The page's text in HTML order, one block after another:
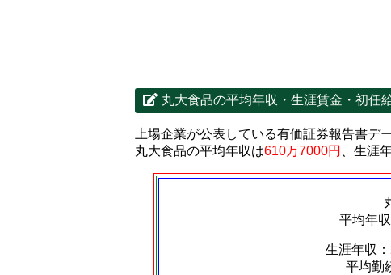
丸大食品の平均年収・生涯賃金・初任
上場企業が公表している有価証券報告書デ
丸大食品の平均年収は610万7000円 、生涯
平均年収
生涯年収：
平均勤